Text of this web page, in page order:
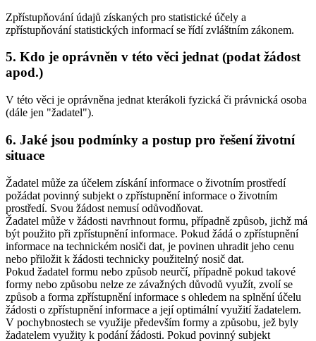
Zpřístupňování údajů získaných pro statistické účely a
zpřístupňování statistických informací se řídí zvláštním zákonem.
5. Kdo je oprávněn v této věci jednat (podat žádost
apod.)
V této věci je oprávněna jednat kterákoli fyzická či právnická osoba
(dále jen "žadatel").
6. Jaké jsou podmínky a postup pro řešení životní
situace
Žadatel může za účelem získání informace o životním prostředí
požádat povinný subjekt o zpřístupnění informace o životním
prostředí. Svou žádost nemusí odůvodňovat.
Žadatel může v žádosti navrhnout formu, případně způsob, jichž má
být použito při zpřístupnění informace. Pokud žádá o zpřístupnění
informace na technickém nosiči dat, je povinen uhradit jeho cenu
nebo přiložit k žádosti technicky použitelný nosič dat.
Pokud žadatel formu nebo způsob neurčí, případně pokud takové
formy nebo způsobu nelze ze závažných důvodů využít, zvolí se
způsob a forma zpřístupnění informace s ohledem na splnění účelu
žádosti o zpřístupnění informace a její optimální využití žadatelem.
V pochybnostech se využije především formy a způsobu, jež byly
žadatelem využity k podání žádosti. Pokud povinný subjekt